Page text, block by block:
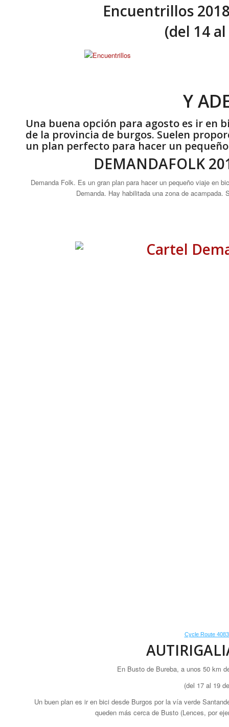
Encuentrillos
(del 14
Y
Una buena opción para agosto es ir en
de la provincia de burgos. Suelen
un plan perfecto para hacer un
DEMANDAFOLK
Demanda Folk. Es un gran plan para hacer un pequeño viaje en
Demanda. Hay habilitada una zona de
Cycle Route
En Busto de Bureba, a unos 50 km
(del 17 al 19
Un buen plan es ir en bici desde Burgos por la vía verde
queden más cerca de Busto (Lences, por